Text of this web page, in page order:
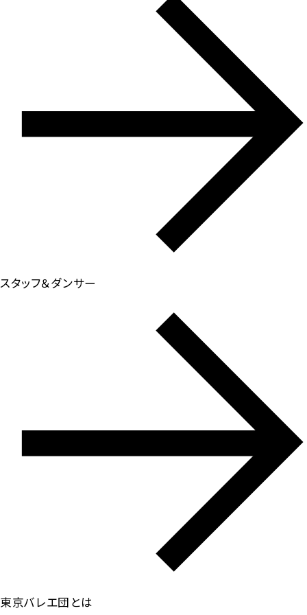
スタッフ＆ダンサー
東京バレエ団とは